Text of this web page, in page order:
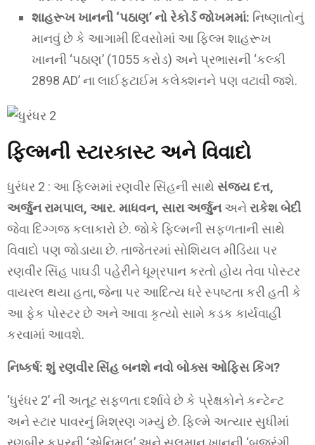
શાહરૂખ ખાનની ‘પઠાણ’ નો રેકોર્ડ જોખમમાં: નિષ્ણાતોનું
માનવું છે કે આગામી દિવસોમાં આ ફિલ્મ શાહરૂખ
ખાનની ‘પઠાણ’ (1055 કરોડ) અને પ્રભાસની ‘કલ્કી
2898 AD’ ના લાઈફટાઈમ કલેક્શનને પણ વટાવી જશે.
ફિલ્મની સ્ટારકાસ્ટ અને વિવાદો
ધુરંધર 2 : આ ફિલ્મમાં રણવીર સિંહની સાથે સંજય દત્ત,
અર્જુન રામપાલ, આર. માધવન, સારા અર્જુનઅનેરાકેશ બેદી
જેવા દિગ્ગજ કલાકારો છે. જોકે ફિલ્મની સફળતાની સાથે
વિવાદો પણ જોડાયા છે. તાજેતરમાં સોશિયલ મીડિયા પર
રણવીર સિંહ પાઘડી પહેરીને ધૂમ્રપાન કરતો હોય તેવા પોસ્ટર
વાયરલ થયા હતા, જેના પર આદિત્ય ધરે સ્પષ્ટતા કરી હતી કે
આ ફેક પોસ્ટર છે અને આવા કૃત્યો સામે કડક કાર્યવાહી
કરવામાં આવશે.
નિષ્કર્ષ: શું રણવીર સિંહ બનશે નવો બોક્સ ઓફિસ કિંગ?
‘ધુરંધર 2’ ની અતૂટ સફળતા દર્શાવે છે કે પ્રેક્ષકોને કન્ટેન્ટ
અને સ્ટાર પાવરનું મિશ્રણ ગમ્યું છે. ફિલ્મે અત્યાર સુધીમાં